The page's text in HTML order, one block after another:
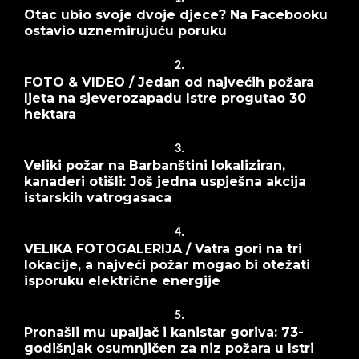
Otac ubio svoje dvoje djece? Na Facebooku
ostavio uznemirujuću poruku
2.
FOTO & VIDEO / Jedan od najvećih požara
ljeta na sjeverozapadu Istre progutao 30
hektara
3.
Veliki požar na Barbanštini lokaliziran,
kanaderi otišli: Još jedna uspješna akcija
istarskih vatrogasaca
4.
VELIKA FOTOGALERIJA / Vatra gori na tri
lokacije, a najveći požar mogao bi otežati
isporuku električne energije
5.
Pronašli mu upaljač i kanistar goriva: 73-
godišnjak osumnjičen za niz požara u Istri